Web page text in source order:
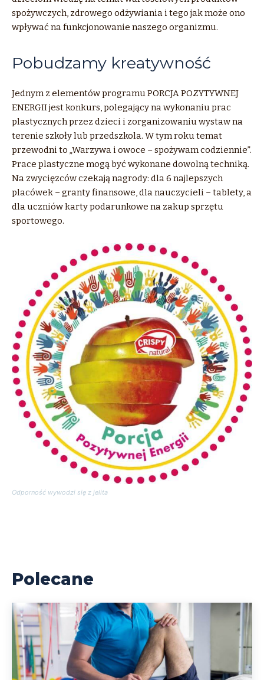
spożywczych, zdrowego odżywiania i tego jak może ono
wpływać na funkcjonowanie naszego organizmu.
Pobudzamy kreatywność
Jednym z elementów programu PORCJA POZYTYWNEJ
ENERGII jest konkurs, polegający na wykonaniu prac
plastycznych przez dzieci i zorganizowaniu wystaw na
terenie szkoły lub przedszkola. W tym roku temat
przewodni to „Warzywa i owoce – spożywam codziennie”.
Prace plastyczne mogą być wykonane dowolną techniką.
Na zwycięzców czekają nagrody: dla 6 najlepszych
placówek – granty finansowe, dla nauczycieli – tablety, a
dla uczniów karty podarunkowe na zakup sprzętu
sportowego.
Odporność wywodzi się z jelita
Polecane